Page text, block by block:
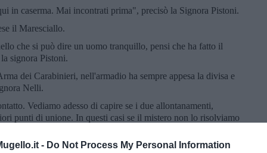
- Do Not Process My Personal Information
in caserma. Mai incontrati prima", precisò la Signora Pistoni.
il Maresciallo.
che si può dire un uomo tranquillo, pensi che ha fatto il
signora Pistoni.
dei Carabinieri, nell'armadio ha sempre appesa la divisa e
Nelli.
Vediamo adesso di capire se i due allontanamenti,
punti di unione. In questi casi se il mistero non lo risolviamo
precisò il Maresciallo.
non le so spiegare il perché di tutto questo. Mi torna